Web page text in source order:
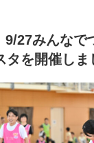
9/27みんなで
タを開催しま